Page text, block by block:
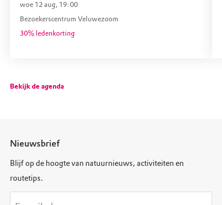
woe 12 aug, 19:00
Bezoekerscentrum Veluwezoom
30% ledenkorting
Bekijk de agenda
Nieuwsbrief
Blijf op de hoogte van natuurnieuws, activiteiten en
routetips.